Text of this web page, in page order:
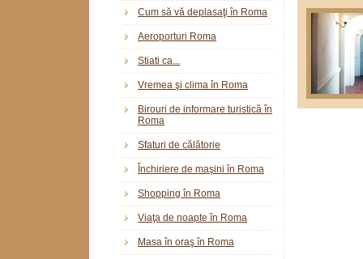
Cum să vă deplasaţi în Roma
Aeroporturi Roma
Stiati ca...
Vremea şi clima în Roma
Birouri de informare turistică în
Roma
Sfaturi de călătorie
Închiriere de maşini în Roma
Shopping în Roma
Viaţa de noapte în Roma
Masa în oraş în Roma